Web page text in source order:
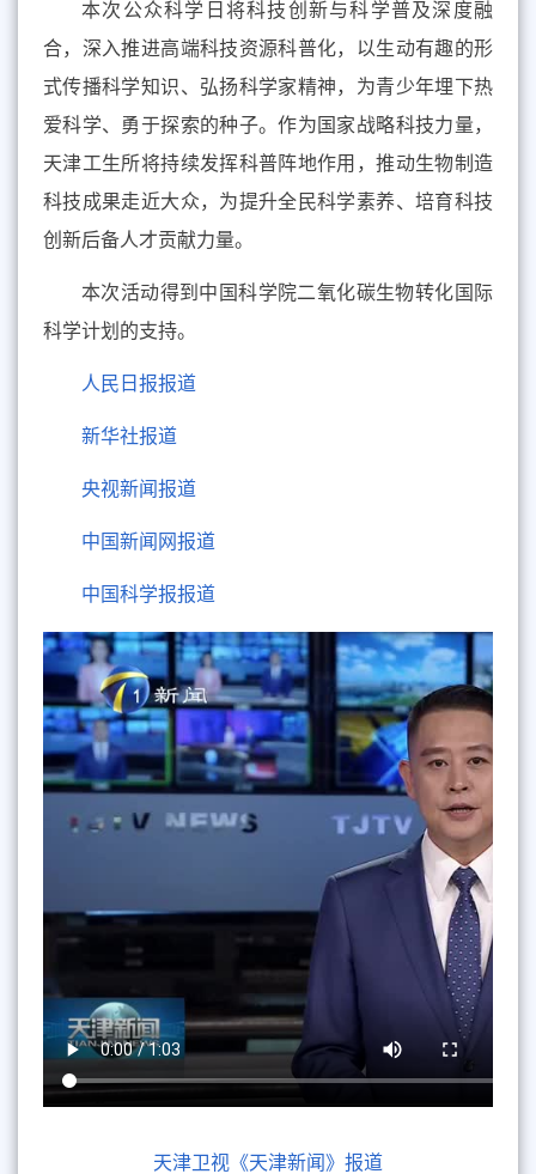
本次公众科学日将科技创新与科学普及深度融
合，深入推进高端科技资源科普化，以生动有趣的形
式传播科学知识、弘扬科学家精神，为青少年埋下热
爱科学、勇于探索的种子。作为国家战略科技力量，
天津工生所将持续发挥科普阵地作用，推动生物制造
科技成果走近大众，为提升全民科学素养、培育科技
创新后备人才贡献力量。
本次活动得到中国科学院二氧化碳生物转化国际
科学计划的支持。
人民日报报道
新华社报道
央视新闻报道
中国新闻网报道
中国科学报报道
天津卫视《天津新闻》报道